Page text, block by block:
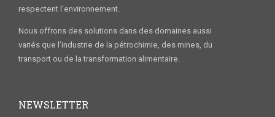
respectent l’environnement.
Nous offrons des solutions dans des domaines aussi
variés que l’industrie de la pétrochimie, des mines, du
transport ou de la transformation alimentaire.
NEWSLETTER